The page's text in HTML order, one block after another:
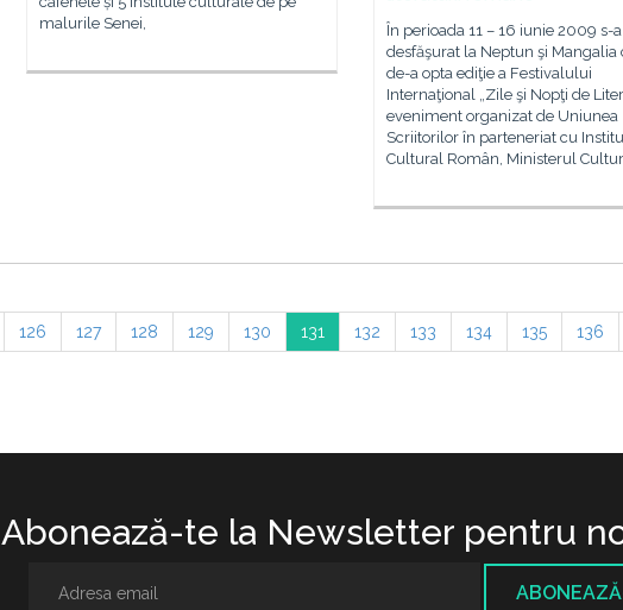
malurile Senei,
În perioada 11 – 16 iunie 2009 s-a
desfăşurat la Neptun şi Mangalia
de-a opta ediţie a Festivalului
Internaţional „Zile şi Nopţi de
eveniment organizat de Uniunea
Scriitorilor în parteneriat cu
Cultural Român, Ministerul
126 127 128 129 130 131 132 133 134 135 136
Abonează-te la Newsletter pentru